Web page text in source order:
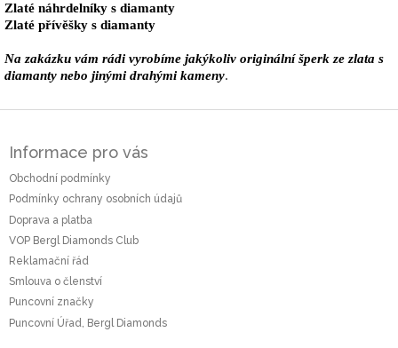
Zlaté náhrdelníky s diamanty
Zlaté přívěšky s diamanty
Na zakázku vám rádi vyrobíme jakýkoliv originální šperk ze zlata s
diamanty nebo jinými drahými kameny.
Informace pro vás
Obchodní podmínky
Podmínky ochrany osobních údajů
Doprava a platba
VOP Bergl Diamonds Club
Reklamační řád
Smlouva o členství
Puncovní značky
Puncovní Úřad, Bergl Diamonds